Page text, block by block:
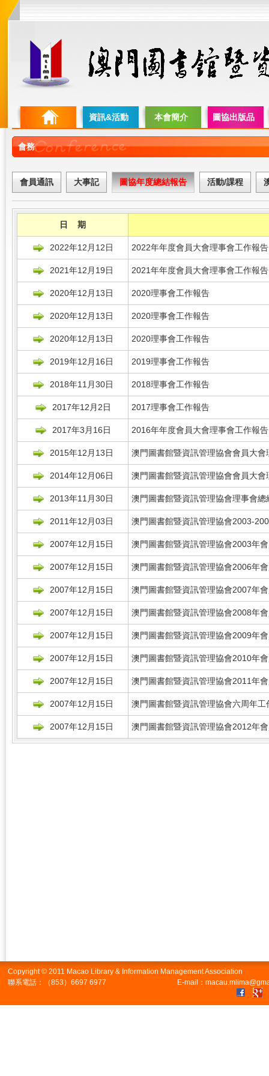
資訊&活動 本會簡介 圖協出版品
會務
會員通訊 大事記 圖協年度總結報告 活動/課程
日 期
2022年12月12日 2022年年度會員大會理事會工作報告
2021年12月19日 2021年年度會員大會理事會工作報告
2020年12月13日 2020理事會工作報告
2020年12月13日 2020理事會工作報告
2020年12月13日 2020理事會工作報告
2019年12月16日 2019理事會工作報告
2018年11月30日 2018理事會工作報告
2017年12月2日 2017理事會工作報告
2017年3月16日 2016年年度會員大會理事會工作報告
2015年12月13日 澳門圖書館暨資訊管理協會會員大
2014年12月06日 澳門圖書館暨資訊管理協會會員大
2013年11月30日 澳門圖書館暨資訊管理協會理事會總
2011年12月03日 澳門圖書館暨資訊管理協會2003-
2007年12月15日 澳門圖書館暨資訊管理協會2003年
2007年12月15日 澳門圖書館暨資訊管理協會2006年
2007年12月15日 澳門圖書館暨資訊管理協會2007年
2007年12月15日 澳門圖書館暨資訊管理協會2008年
2007年12月15日 澳門圖書館暨資訊管理協會2009年
2007年12月15日 澳門圖書館暨資訊管理協會2010年
2007年12月15日 澳門圖書館暨資訊管理協會2011年
2007年12月15日 澳門圖書館暨資訊管理協會六周年
2007年12月15日 澳門圖書館暨資訊管理協會2012年
Copyright © 2011 Macao Library & Information Management Association
聯系電話：（853）6697 6977
E-mail：